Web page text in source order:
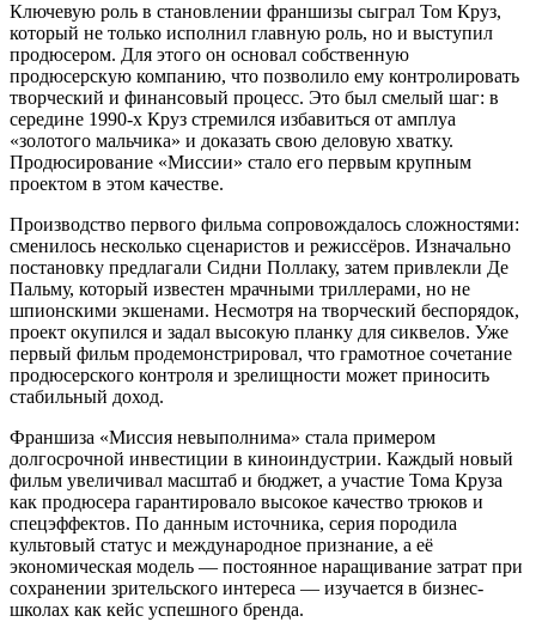
Ключевую роль в становлении франшизы сыграл Том Круз,
который не только исполнил главную роль, но и выступил
продюсером. Для этого он основал собственную
продюсерскую компанию, что позволило ему контролировать
творческий и финансовый процесс. Это был смелый шаг: в
середине 1990-х Круз стремился избавиться от амплуа
«золотого мальчика» и доказать свою деловую хватку.
Продюсирование «Миссии» стало его первым крупным
проектом в этом качестве.
Производство первого фильма сопровождалось сложностями:
сменилось несколько сценаристов и режиссёров. Изначально
постановку предлагали Сидни Поллаку, затем привлекли Де
Пальму, который известен мрачными триллерами, но не
шпионскими экшенами. Несмотря на творческий беспорядок,
проект окупился и задал высокую планку для сиквелов. Уже
первый фильм продемонстрировал, что грамотное сочетание
продюсерского контроля и зрелищности может приносить
стабильный доход.
Франшиза «Миссия невыполнима» стала примером
долгосрочной инвестиции в киноиндустрии. Каждый новый
фильм увеличивал масштаб и бюджет, а участие Тома Круза
как продюсера гарантировало высокое качество трюков и
спецэффектов. По данным источника, серия породила
культовый статус и международное признание, а её
экономическая модель — постоянное наращивание затрат при
сохранении зрительского интереса — изучается в бизнес-
школах как кейс успешного бренда.